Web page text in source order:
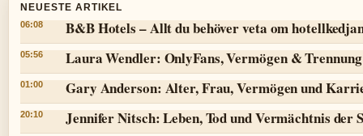
NEUESTE ARTIKEL
06:08 B&B Hotels – Allt du behöver veta om
05:56 Laura Wendler: OnlyFans, Vermögen &
01:00 Gary Anderson: Alter, Frau, Vermögen und
20:10 Jennifer Nitsch: Leben, Tod und Vermächtnis der